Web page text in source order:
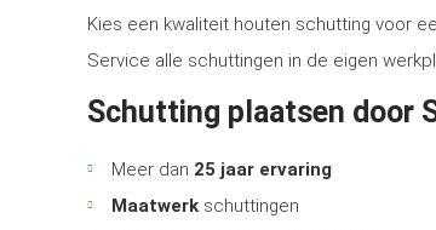
Kies een kwaliteit houten schutting voor
Service alle schuttingen in de eigen
Schutting plaatsen door
Meer dan 25 jaar ervaring
Maatwerk schuttingen